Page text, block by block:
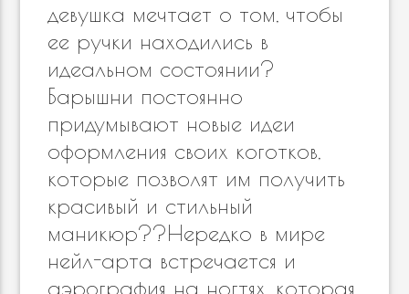
девушка мечтает о том, чтобы
ее ручки находились в
идеальном состоянии? ⠀
Барышни постоянно
придумывают новые идеи
оформления своих коготков,
которые позволят им получить
красивый и стильный
маникюр??Нередко в мире
нейл-арта встречается и
аэрография на ногтях, которая